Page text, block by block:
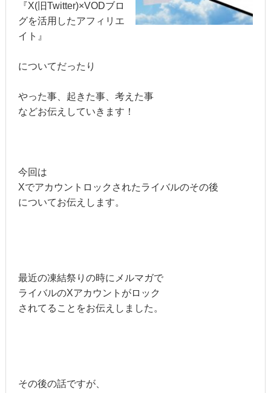
『X(旧Twitter)×VODブロ
グを活用したアフィリエ
イト』
についてだったり
やった事、起きた事、考えた事
などお伝えしていきます！
今回は
Xでアカウントロックされたライバルのその後
についてお伝えします。
最近の凍結祭りの時にメルマガで
ライバルのXアカウントがロック
されてることをお伝えしました。
その後の話ですが、